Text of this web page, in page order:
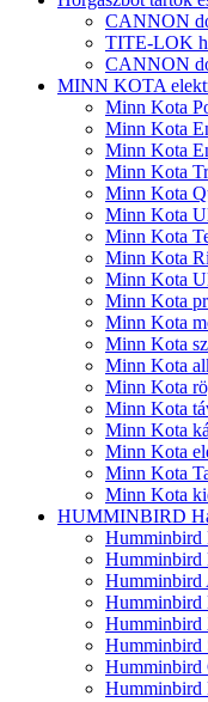
CANNON
TITE-LOK
CANNON
MINN KOTA
Minn Kota
Minn Kota
Minn Kota
Minn Kota
Minn Kota
Minn Kota
Minn Kota
Minn Kota
Minn Kota
Minn Kota
Minn Kota
Minn Kota
Minn Kota
Minn Kota
Minn Kota
Minn Kota
Minn Kota
Minn Kota
Minn Kota
HUMMINBIRD
Humminbird
Humminbird
Humminbird
Humminbird
Humminbird
Humminbird
Humminbird
Humminbird